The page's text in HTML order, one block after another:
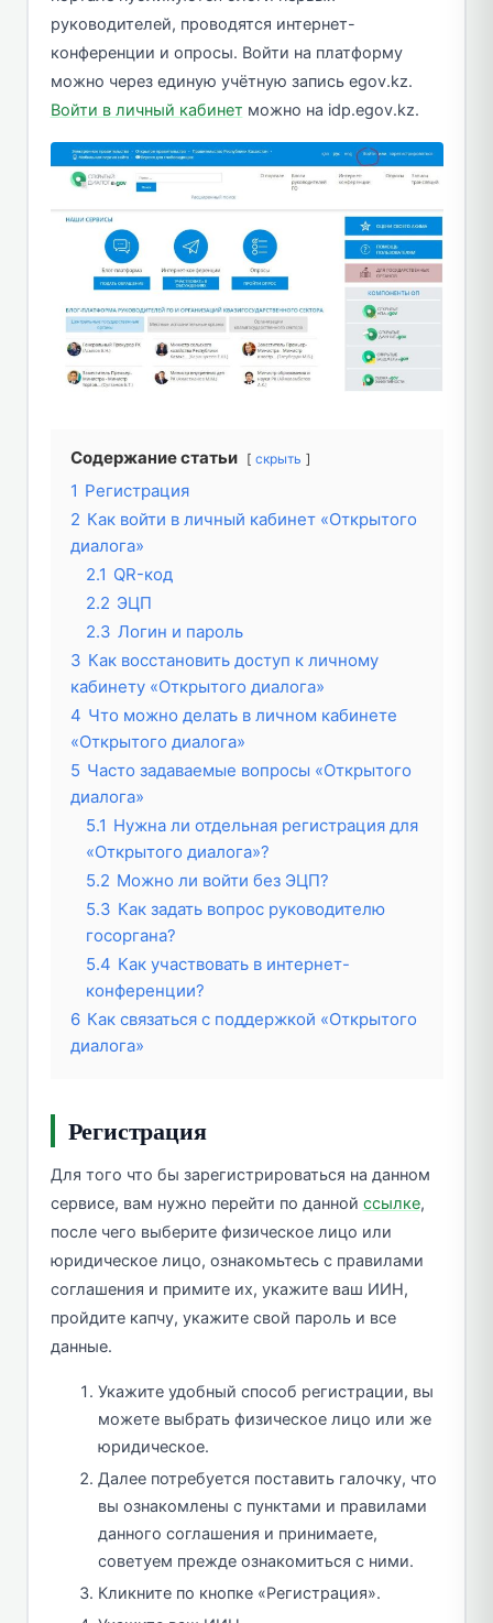
руководителей, проводятся интернет-
конференции и опросы. Войти на платформу
можно через единую учётную запись egov.kz.
Войти в личный кабинет можно на idp.egov.kz.
Содержание статьи скрыть
1 Регистрация
2 Как войти в личный кабинет «Открытого
диалога»
2.1 QR-код
2.2 ЭЦП
2.3 Логин и пароль
3 Как восстановить доступ к личному
кабинету «Открытого диалога»
4 Что можно делать в личном кабинете
«Открытого диалога»
5 Часто задаваемые вопросы «Открытого
диалога»
5.1 Нужна ли отдельная регистрация для
«Открытого диалога»?
5.2 Можно ли войти без ЭЦП?
5.3 Как задать вопрос руководителю
госоргана?
5.4 Как участвовать в интернет-
конференции?
6 Как связаться с поддержкой «Открытого
диалога»
Регистрация
Для того что бы зарегистрироваться на данном
сервисе, вам нужно перейти по данной ссылке,
после чего выберите физическое лицо или
юридическое лицо, ознакомьтесь с правилами
соглашения и примите их, укажите ваш ИИН,
пройдите капчу, укажите свой пароль и все
данные.
Укажите удобный способ регистрации, вы
можете выбрать физическое лицо или же
юридическое.
Далее потребуется поставить галочку, что
вы ознакомлены с пунктами и правилами
данного соглашения и принимаете,
советуем прежде ознакомиться с ними.
Кликните по кнопке «Регистрация».